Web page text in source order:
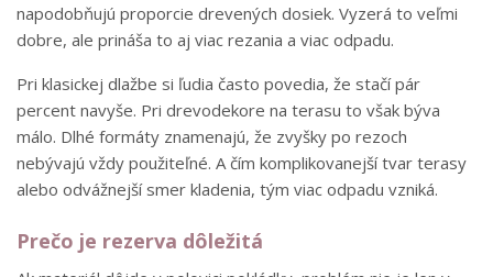
napodobňujú proporcie drevených dosiek. Vyzerá to veľmi
dobre, ale prináša to aj viac rezania a viac odpadu.
Pri klasickej dlažbe si ľudia často povedia, že stačí pár
percent navyše. Pri drevodekore na terasu to však býva
málo. Dlhé formáty znamenajú, že zvyšky po rezoch
nebývajú vždy použiteľné. A čím komplikovanejší tvar terasy
alebo odvážnejší smer kladenia, tým viac odpadu vzniká.
Prečo je rezerva dôležitá